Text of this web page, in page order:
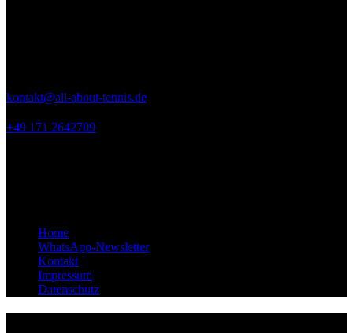
kontakt@all-about-tennis.de
+49 171 2642709
Home
WhatsApp-Newsletter
Kontakt
Impressum
Datenschutz